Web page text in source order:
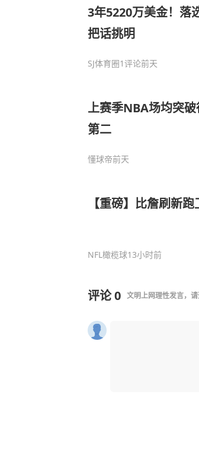
3年5220万美金！落
把话挑明
SJ体育圈1评论前天
上赛季NBA场均突
第二
懂球帝前天
【重磅】比詹刷新
NFL橄榄球13小时前
评论0 文明上网理性发言，